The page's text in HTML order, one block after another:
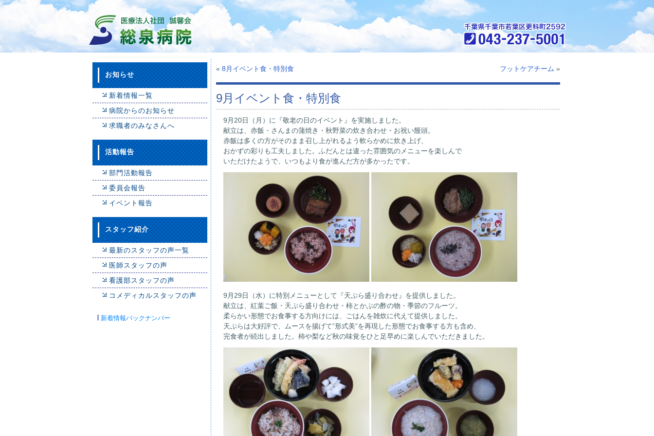
お知らせ
新着情報一覧
病院からのお知らせ
求職者のみなさんへ
活動報告
部門活動報告
委員会報告
イベント報告
スタッフ紹介
最新のスタッフの声一覧
医師スタッフの声
看護部スタッフの声
コメディカルスタッフの声
新着情報バックナンバー
« 8月イベント食・特別食 フットケアチーム »
9月イベント食・特別食
9月20日（月）に『敬老の日のイベント』を実施しました。
献立は、赤飯・さんまの蒲焼き・秋野菜の炊き合わせ・お祝い饅頭。
赤飯は多くの方がそのまま召し上がれるよう軟らかめに炊き上げ、
おかずの彩りも工夫しました。ふだんとは違った雰囲気のメニューを楽しんで
いただけたようで、いつもより食が進んだ方が多かったです。
9月29日（水）に特別メニューとして『天ぷら盛り合わせ』を提供しました。
献立は、紅葉ご飯・天ぷら盛り合わせ・柿とかぶの酢の物・季節のフルーツ。
柔らかい形態でお食事する方向けには、ごはんを雑炊に代えて提供しました。
天ぷらは大好評で、ムースを揚げて”形式美”を再現した形態でお食事する方も含め、
完食者が続出しました。柿や梨など秋の味覚をひと足早めに楽しんでいただきました。